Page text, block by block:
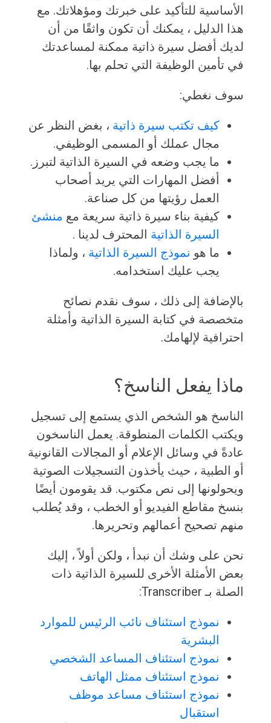
الأساسية للتأكيد على خبرتك ومؤهلاتك. مع
هذا الدليل ، يمكنك أن تكون واثقًا من أن
لديك أفضل سيرة ذاتية ممكنة لمساعدتك
في تأمين الوظيفة التي تحلم بها.
سوف نغطي:
كيف تكتب سيرة ذاتية ، بغض النظر عن
مجال عملك أو المسمى الوظيفي.
ما يجب وضعه في السيرة الذاتية لتبرز.
أفضل المهارات التي يريد أصحاب
العمل رؤيتها من كل صناعة.
كيفية بناء سيرة ذاتية سريعة مع منشئ
السيرة الذاتية المحترف لدينا .
ما هو نموذج السيرة الذاتية ، ولماذا
يجب عليك استخدامه.
بالإضافة إلى ذلك ، سوف نقدم نصائح
متخصصة في كتابة السيرة الذاتية وأمثلة
احترافية لإلهامك.
ماذا يفعل الناسخ؟
الناسخ هو الشخص الذي يستمع إلى تسجيل
ويكتب الكلمات المنطوقة. يعمل الناسخون
عادةً في وسائل الإعلام أو المجالات القانونية
أو الطبية ، حيث يأخذون التسجيلات الصوتية
ويحولونها إلى نص مكتوب. قد يقومون أيضًا
بنسخ مقاطع الفيديو أو الخطب ، وقد يُطلب
منهم تصحيح أعمالهم وتحريرها.
نحن على وشك أن نبدأ ، ولكن أولاً ، إليك
بعض الأمثلة الأخرى للسيرة الذاتية ذات
الصلة بـ Transcriber:
نموذج استئناف نائب الرئيس للموارد
البشرية
نموذج استئناف المساعد الشخصي
نموذج استئناف ممثل الهاتف
نموذج استئناف مساعد موظف
استقبال